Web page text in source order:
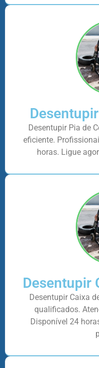
Desentupir Pia de
eficiente.
horas. Ligue
Desentupir
Desentupir Caixa
qualificados.
Disponível 24